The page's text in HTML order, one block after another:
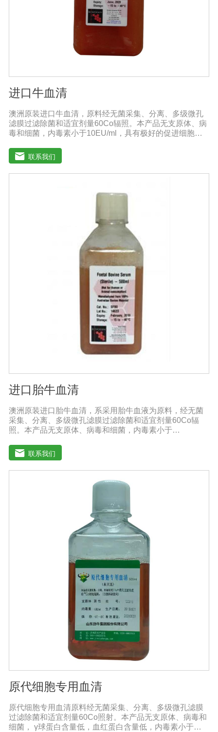
进口牛血清
澳洲原装进口牛血清，原料经无菌采集、分离、多级微孔
滤膜过滤除菌和适宜剂量60Co辐照。本产品无支原体、病
毒和细菌，内毒素小于10EU/ml，具有极好的促进细胞增
官的分离、培养及单克隆抗体的制备和疫苗的研制及生
产。质量标准：符合《中华人民共和国兽药典》2020版、
欧洲药典、美国药典质量标准。规格：500ml/瓶保
步解冻法（ -20℃→2-8℃→ 室温），可减少沉淀的产生使
联系我们
进口胎牛血清
澳洲原装进口胎牛血清，系采用胎牛血液为原料，经无菌
采集、分离、多级微孔滤膜过滤除菌和适宜剂量60Co辐
照。本产品无支原体、病毒和细菌，内毒素小于
细胞及多种细胞株的培养、扩增和保藏、组织器官的分
离、培养及单克隆抗体的制备和疫苗的研制及生产。质量
标准：符合《中华人民共和国药典》2020版、符合《中华
人民共和国兽药典》2020版、欧洲药典、美国药典质量标
准。规格：500ml/瓶保存：-15℃―-20℃有效期：5年注
温），可减少沉淀的产生使血清质量不会受到影响。
联系我们
原代细胞专用血清
原代细胞专用血清原料经无菌采集、分离、多级微孔滤膜
过滤除菌和适宜剂量60Co照射。本产品无支原体、病毒和
细菌， γ球蛋白含量低，血红蛋白含量低，内毒素小于